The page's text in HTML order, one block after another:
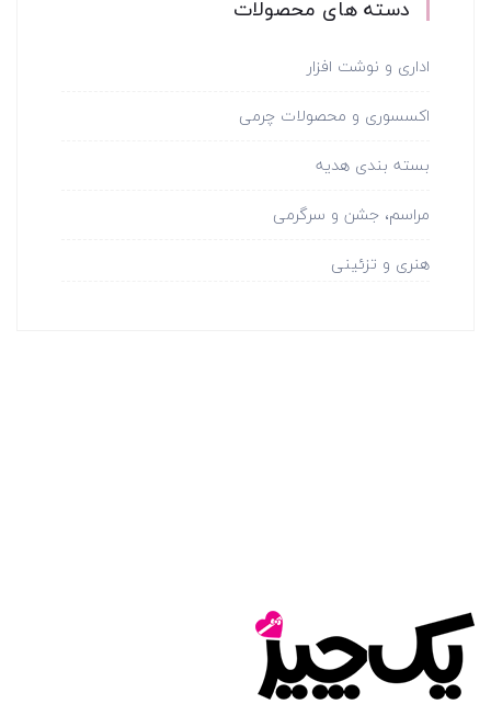
دسته های محصولات
اداری و نوشت افزار
اکسسوری و محصولات چرمی
بسته بندی هدیه
مراسم، جشن و سرگرمی
هنری و تزئینی